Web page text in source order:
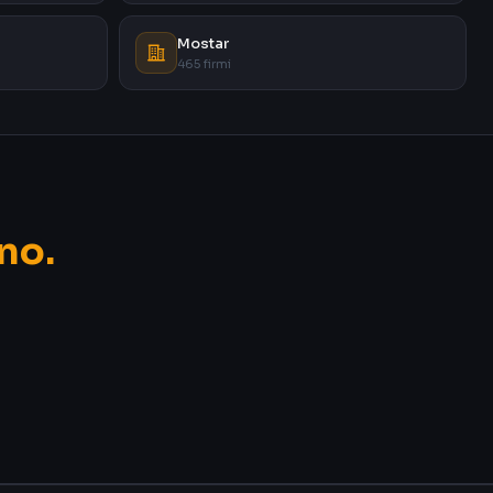
Mostar
465 firmi